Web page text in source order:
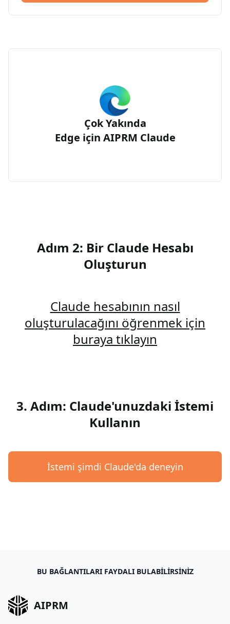
Çok Yakında
Edge için AIPRM Claude
Adım 2: Bir Claude Hesabı
Oluşturun
Claude hesabının nasıl
oluşturulacağını öğrenmek için
buraya tıklayın
3. Adım: Claude'unuzdaki İstemi
Kullanın
İstemi şimdi Claude'da deneyin
BU BAĞLANTILARI FAYDALI BULABILIRSINIZ
AIPRM